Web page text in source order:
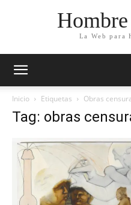
La Web para
Inicio Etiquetas Obras
Tag: obras